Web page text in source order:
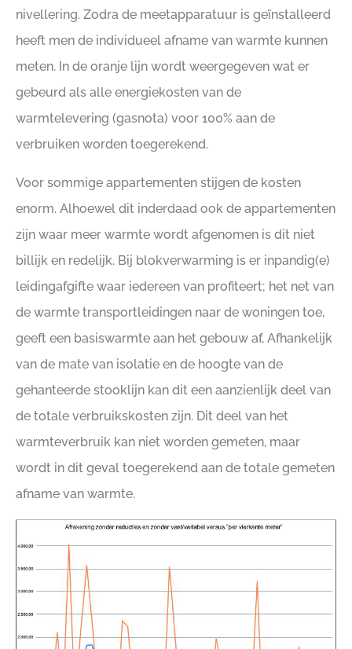
nivellering. Zodra de meetapparatuur is geïnstalleerd
heeft men de individueel afname van warmte kunnen
meten. In de oranje lijn wordt weergegeven wat er
gebeurd als alle energiekosten van de
warmtelevering (gasnota) voor 100% aan de
verbruiken worden toegerekend.
Voor sommige appartementen stijgen de kosten
enorm. Alhoewel dit inderdaad ook de appartementen
zijn waar meer warmte wordt afgenomen is dit niet
billijk en redelijk. Bij blokverwarming is er inpandig(e)
leidingafgifte waar iedereen van profiteert; het net van
de warmte transportleidingen naar de woningen toe,
geeft een basiswarmte aan het gebouw af, Afhankelijk
van de mate van isolatie en de hoogte van de
gehanteerde stooklijn kan dit een aanzienlijk deel van
de totale verbruikskosten zijn. Dit deel van het
warmteverbruik kan niet worden gemeten, maar
wordt in dit geval toegerekend aan de totale gemeten
afname van warmte.